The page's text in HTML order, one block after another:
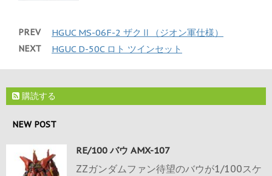
PREV HGUC MS-06F-2 ザクⅡ（ジオン軍仕様）
NEXT HGUC D-50C ロト ツインセット
購読する
NEW POST
RE/100 バウ AMX-107
ZZガンダムファン待望のバウが1/100スケ